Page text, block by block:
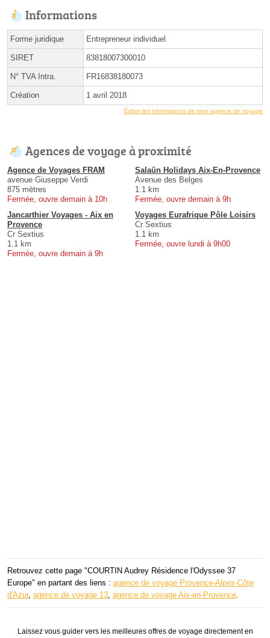
Informations
Forme juridique Entrepreneur individuel
SIRET 83818007300010
N° TVA Intra. FR16838180073
Création 1 avril 2018
Éditer les informations de mon agence de voyage
Agences de voyage à proximité
Agence de Voyages FRAM
avenue Giuseppe Verdi
875 mètres
Fermée, ouvre demain à 10h
Salaün Holidays Aix-En-Provence
Avenue des Belges
1.1 km
Fermée, ouvre demain à 9h
Jancarthier Voyages - Aix en
Provence
Cr Sextius
1.1 km
Fermée, ouvre demain à 9h
Voyages Eurafrique Pôle Loisirs
Cr Sextius
1.1 km
Fermée, ouvre lundi à 9h00
Retrouvez cette page "COURTIN Audrey Résidence l'Odyssee 37
Europe" en partant des liens : agence de voyage Provence-Alpes-Côte
d'Azur, agence de voyage 13, agence de voyage Aix-en-Provence.
Laissez vous guider vers les meilleures offres de voyage directement en